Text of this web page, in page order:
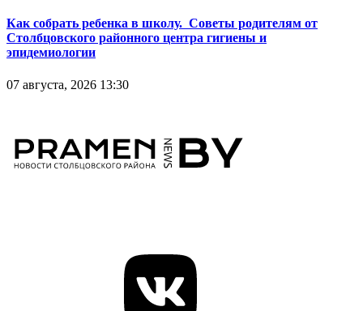
Как собрать ребенка в школу. Советы родителям от
Столбцовского районного центра гигиены и
эпидемиологии
07 августа, 2026 13:30